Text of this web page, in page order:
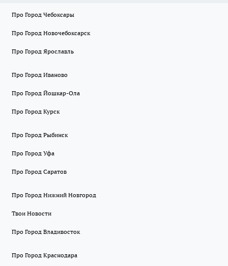
Про Город Чебоксары
Про Город Новочебоксарск
Про Город Ярославль
Про Город Иваново
Про Город Йошкар-Ола
Про Город Курск
Про Город Рыбинск
Про Город Уфа
Про Город Саратов
Про Город Нижний Новгород
Твои Новости
Про Город Владивосток
Про Город Краснодара